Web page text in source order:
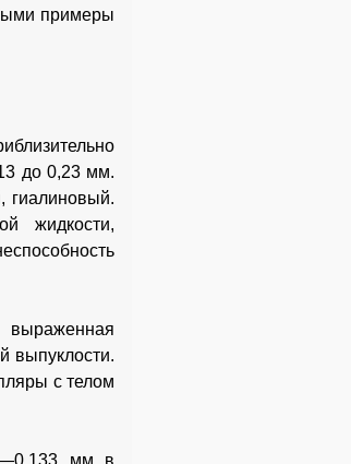
примеры
до 0,23 мм.
гиалиновый.
жидкости,
выпуклости.
с телом